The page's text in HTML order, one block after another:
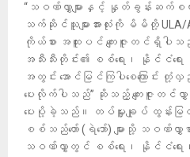
“သဝဏ်လွှာများနှင့် နှုတ်ခွန်းဆက်စကာ
သက်ဆိုင်သူများအားလုံးကို မိမိတို့
ကိုယ်စား အထူးပင် ကျေးဇူးတင်ရှိပါသ
အသီးသီးတိုင်း၏ စစ်ရေး၊ နိုင်ငံရေး
အတွင်း အောင်မြင်ကြပါစေကြောင်း တုံ့
ပေးလိုက်ပါသည်” ဆိုသည့် ကျေးဇူးတင်လွှ
ပေးပို့ခဲ့သည်။ တပ်မှူးချုပ် ထွန်း
စစ်သည်တော် (ရဲဘော်) များသို့ သဝဏ်လွှ
သဝဏ်လွှာတွင် စစ်ရေး၊ နိုင်ငံရေ